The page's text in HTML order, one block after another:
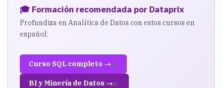
🎓 Formación recomendada por Dataprix
Profundiza en Analítica de Datos con estos cursos en
español:
Curso SQL completo →
BI y Minería de Datos →